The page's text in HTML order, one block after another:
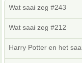
Wat saai zeg #243
Wat saai zeg #212
Harry Potter en het